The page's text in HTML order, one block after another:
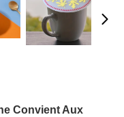
Convient Aux